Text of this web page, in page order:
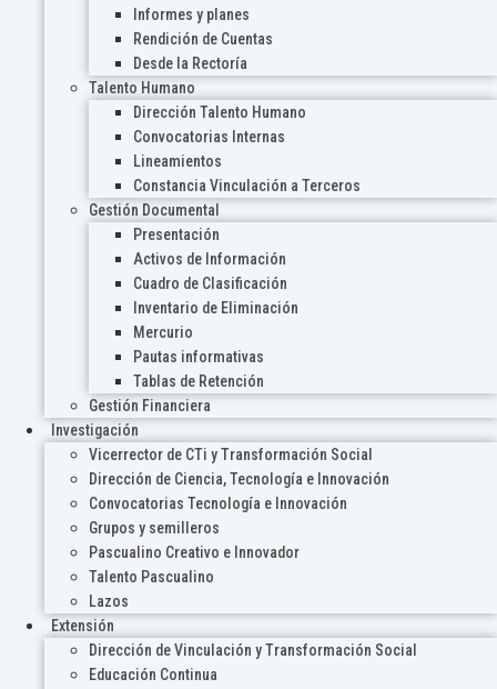
Informes y planes
Rendición de Cuentas
Desde la Rectoría
Talento Humano
Dirección Talento Humano
Convocatorias Internas
Lineamientos
Constancia Vinculación a Terceros
Gestión Documental
Presentación
Activos de Información
Cuadro de Clasificación
Inventario de Eliminación
Mercurio
Pautas informativas
Tablas de Retención
Gestión Financiera
Investigación
Vicerrector de CTi y Transformación Social
Dirección de Ciencia, Tecnología e Innovación
Convocatorias Tecnología e Innovación
Grupos y semilleros
Pascualino Creativo e Innovador
Talento Pascualino
Lazos
Extensión
Dirección de Vinculación y Transformación Social
Educación Continua